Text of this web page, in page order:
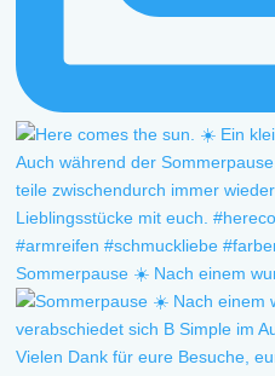
Sommerpause ☀️ Nach einem